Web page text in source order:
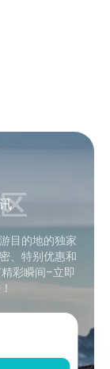
目的地的独家
、特别优惠和
彩瞬间–立即